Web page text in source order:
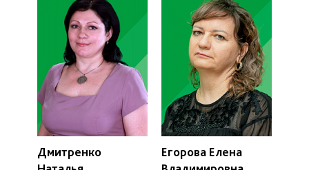
Дмитренко
Егорова Елена